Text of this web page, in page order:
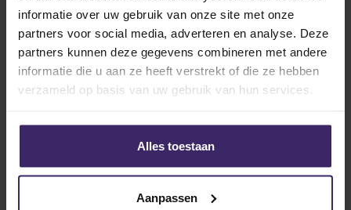
informatie over uw gebruik van onze site met onze
partners voor social media, adverteren en analyse. Deze
partners kunnen deze gegevens combineren met andere
informatie die u aan ze heeft verstrekt of die ze hebben
verzameld op basis van uw gebruik van hun services.
Alles toestaan
Aanpassen
Related articles